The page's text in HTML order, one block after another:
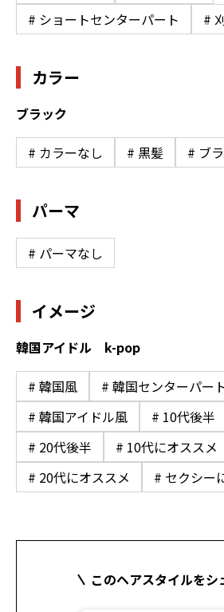
# ショートセンターパート
#
カラー
ブラック
# カラーなし # 黒髪 # ブ
パーマ
# パーマなし
イメージ
韓国アイドル k-pop
# 韓国風
# 韓国センターパー
# 韓国アイドル風
# 10代後半
# 20代後半
# 10代にオススメ
# 20代にオススメ
# セクシー
このヘアスタイルをシ